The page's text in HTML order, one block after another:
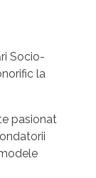
Socio-
la
pasionat